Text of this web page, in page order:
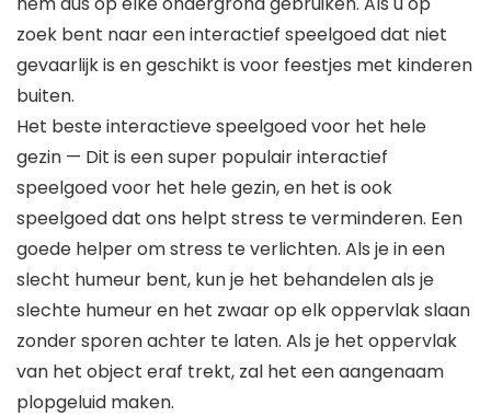
zoek bent naar een interactief speelgoed dat niet
gevaarlijk is en geschikt is voor feestjes met kinderen
buiten.
Het beste interactieve speelgoed voor het hele
gezin — Dit is een super populair interactief
speelgoed voor het hele gezin, en het is ook
speelgoed dat ons helpt stress te verminderen. Een
goede helper om stress te verlichten. Als je in een
slecht humeur bent, kun je het behandelen als je
slechte humeur en het zwaar op elk oppervlak slaan
zonder sporen achter te laten. Als je het oppervlak
van het object eraf trekt, zal het een aangenaam
plopgeluid maken.